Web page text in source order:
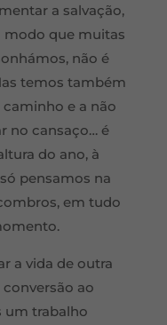
a salvação,
modo que muitas
não é
temos também
e a não
no cansaço… é
do ano, à
pensamos na
em tudo
a vida de outra
ao
um trabalho